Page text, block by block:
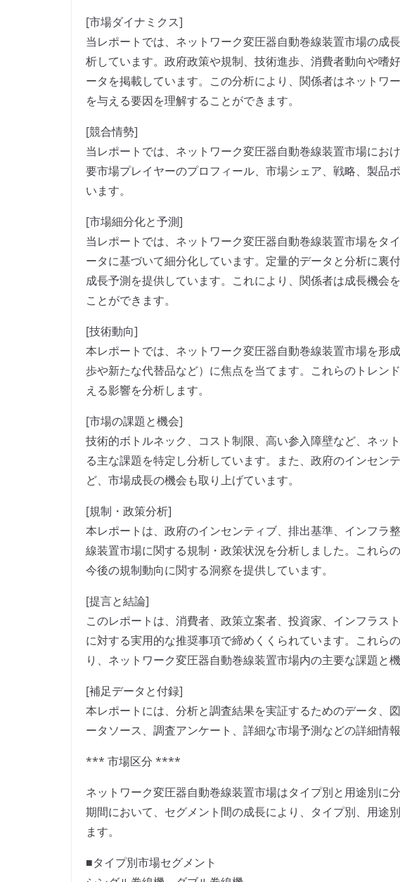
[市場ダイナミクス]
当レポートでは、ネットワーク変圧器自動巻線装置市場の成
析しています。政府政策や規制、技術進歩、消費者動向や嗜
ータを掲載しています。この分析により、関係者はネットワ
を与える要因を理解することができます。
[競合情勢]
当レポートでは、ネットワーク変圧器自動巻線装置市場にお
要市場プレイヤーのプロフィール、市場シェア、戦略、製品
います。
[市場細分化と予測]
当レポートでは、ネットワーク変圧器自動巻線装置市場をタ
ータに基づいて細分化しています。定量的データと分析に裏
成長予測を提供しています。これにより、関係者は成長機会
ことができます。
[技術動向]
本レポートでは、ネットワーク変圧器自動巻線装置市場を形
歩や新たな代替品など）に焦点を当てます。これらのトレン
える影響を分析します。
[市場の課題と機会]
技術的ボトルネック、コスト制限、高い参入障壁など、ネッ
る主な課題を特定し分析しています。また、政府のインセン
ど、市場成長の機会も取り上げています。
[規制・政策分析]
本レポートは、政府のインセンティブ、排出基準、インフラ
線装置市場に関する規制・政策状況を分析しました。これら
今後の規制動向に関する洞察を提供しています。
[提言と結論]
このレポートは、消費者、政策立案者、投資家、インフラス
に対する実用的な推奨事項で締めくくられています。これら
り、ネットワーク変圧器自動巻線装置市場内の主要な課題と
[補足データと付録]
本レポートには、分析と調査結果を実証するためのデータ、
ータソース、調査アンケート、詳細な市場予測などの詳細情
*** 市場区分 ****
ネットワーク変圧器自動巻線装置市場はタイプ別と用途別に
期間において、セグメント間の成長により、タイプ別、用途
ます。
■タイプ別市場セグメント